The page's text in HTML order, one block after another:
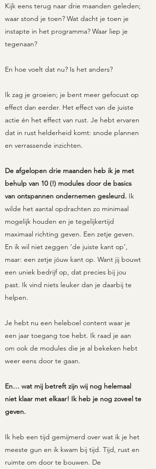
Kijk eens terug naar drie maanden geleden;
waar stond je toen? Wat dacht je toen je
instapte in het programma? Waar liep je
tegenaan?
En hoe voelt dat nu? Is het anders?
Ik zag je groeien; je bent meer gefocust op
effect dan eerder. Het effect van de juiste
actie én het effect van rust. Je hebt ervaren
dat in rust helderheid komt: snode plannen
en verrassende inzichten.
De afgelopen drie maanden heb ik je met
behulp van 10 (!) modules door de basics
van ontspannen ondernemen gesleurd. Ik
wilde het aantal opdrachten zo minimaal
mogelijk houden en je tegelijkertijd
maximaal richting geven. Een zetje geven.
En ik wil niet zeggen ‘de juiste kant op’,
maar: een zetje jóuw kant op. Want jij bouwt
een uniek bedrijf op, dat precies bij jou
past. Ik vind niets leuker dan je daarbij te
helpen.
Je hebt nu een heleboel content waar je
een jaar toegang toe hebt. Ik raad je aan
om ook de modules die je al bekeken hebt
weer eens door te gaan.
En… wat mij betreft zijn wij nog helemaal
niet klaar met elkaar! Ik heb je nog zoveel te
geven.
Ik heb een tijd gemijmerd over wat ik je het
meeste gun en ik kwam bij tijd. Tijd, rust en
ruimte om door te bouwen. De